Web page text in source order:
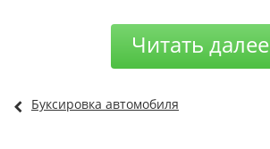
Читать далее
Буксировка автомобиля